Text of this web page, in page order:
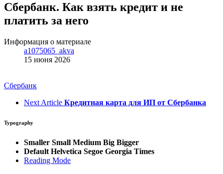
Сбербанк. Как взять кредит и не
платить за него
Информация о материале
a1075065_akva
15 июня 2026
Сбербанк
Next Article Кредитная карта для ИП от Сбербанка
Typography
Smaller Small Medium Big Bigger
Default Helvetica Segoe Georgia Times
Reading Mode